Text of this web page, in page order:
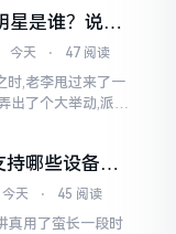
星是谁？说实
白
今天 ⋅ 47 阅读
时,老李甩过来了一
出了个大举动,派遣
” 哪些设备？
今天 ⋅ 45 阅读
真用了蛮长一段时